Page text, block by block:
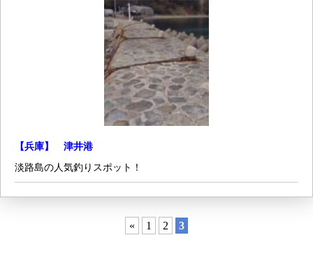
【兵庫】 津井港
淡路島の人気釣りスポット！
« 1 2 3